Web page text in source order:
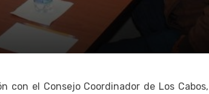
con el Consejo Coordinador de Los Cabos,